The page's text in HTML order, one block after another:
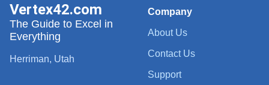
Company
About Us
Contact Us
Support
Vertex42.com
The Guide to Excel in
Everything
Herriman, Utah